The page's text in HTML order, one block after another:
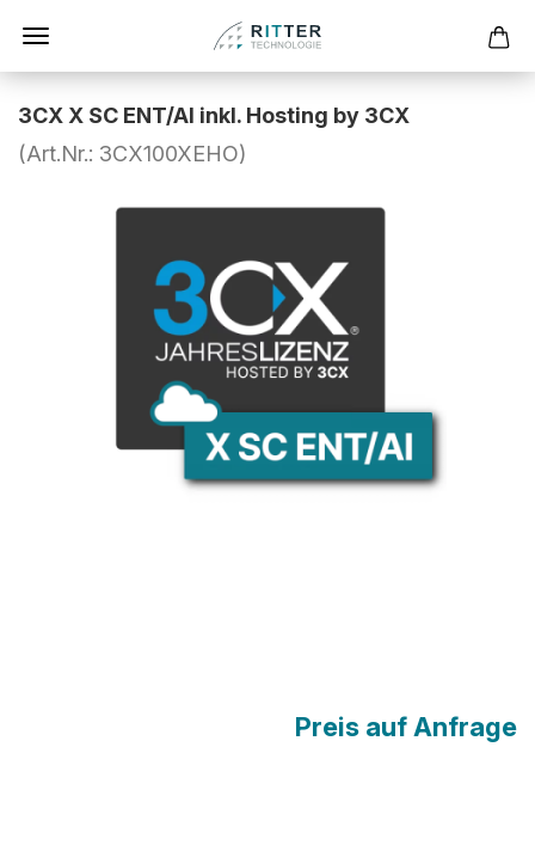
3CX X SC ENT/AI inkl. Hosting by 3CX
(Art.Nr.: 3CX100XEHO)
Preis auf Anfrage